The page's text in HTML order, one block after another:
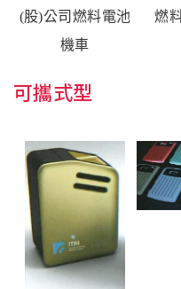
(股)公司 燃料電池
機車
燃
可攜式型